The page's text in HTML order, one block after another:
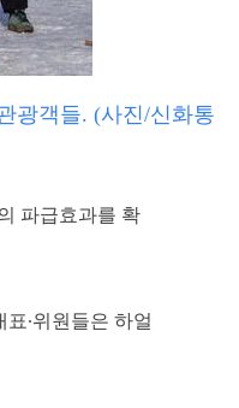
광객들. (사진/신화통
파급효과를 확
∙위원들은 하얼